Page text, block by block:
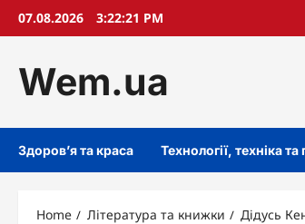
Skip07.08.2026 3:22:21 PM
Wem.ua
Здоров’я та краса Технології, техніка
Home Література та книжки Дідусь